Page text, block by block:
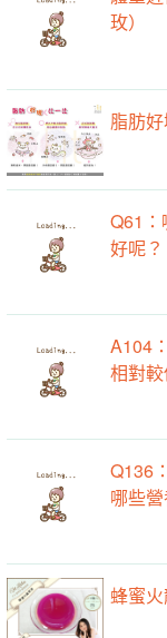
玫）
脂肪
Q61
好呢？
A104
相對
Q136
哪些
蜂蜜